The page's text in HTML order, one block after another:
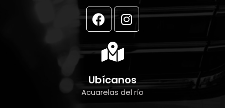
F
a
e
b
o
o
k
I
n
g
r
a
Ubícanos
Acuarelas del río